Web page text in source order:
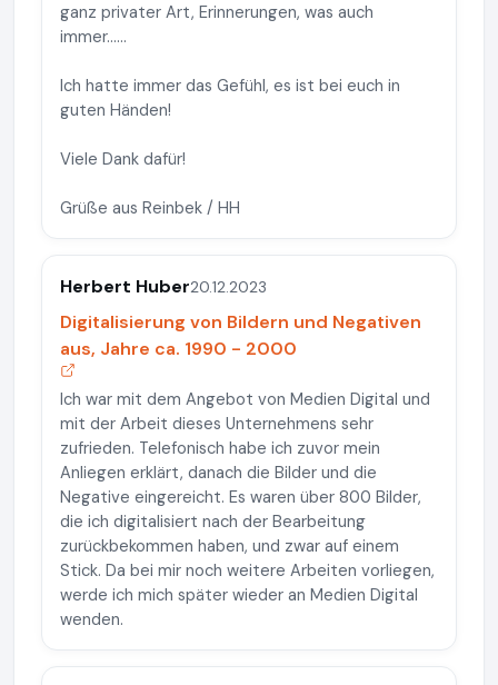
ganz privater Art, Erinnerungen, was auch
immer......
Ich hatte immer das Gefühl, es ist bei euch in
guten Händen!
Viele Dank dafür!
Grüße aus Reinbek / HH
Herbert Huber20.12.2023
Digitalisierung von Bildern und Negativen
aus, Jahre ca. 1990 - 2000
Ich war mit dem Angebot von Medien Digital und
mit der Arbeit dieses Unternehmens sehr
zufrieden. Telefonisch habe ich zuvor mein
Anliegen erklärt, danach die Bilder und die
Negative eingereicht. Es waren über 800 Bilder,
die ich digitalisiert nach der Bearbeitung
zurückbekommen haben, und zwar auf einem
Stick. Da bei mir noch weitere Arbeiten vorliegen,
werde ich mich später wieder an Medien Digital
wenden.